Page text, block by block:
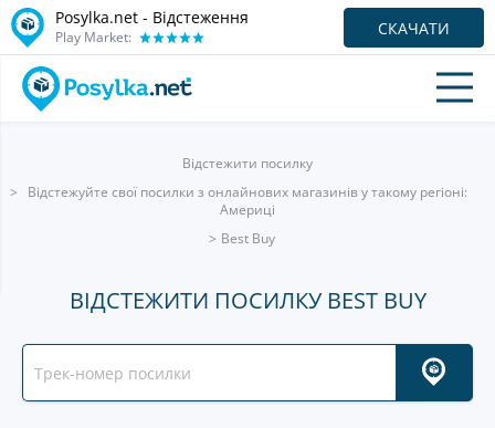
Posylka.net - Відстеження
Play Market: СКАЧАТИ
Відстежити посилку
Відстежуйте свої посилки з онлайнових магазинів у такому регіоні:
Америці
Best Buy
ВІДСТЕЖИТИ ПОСИЛКУ BEST BUY